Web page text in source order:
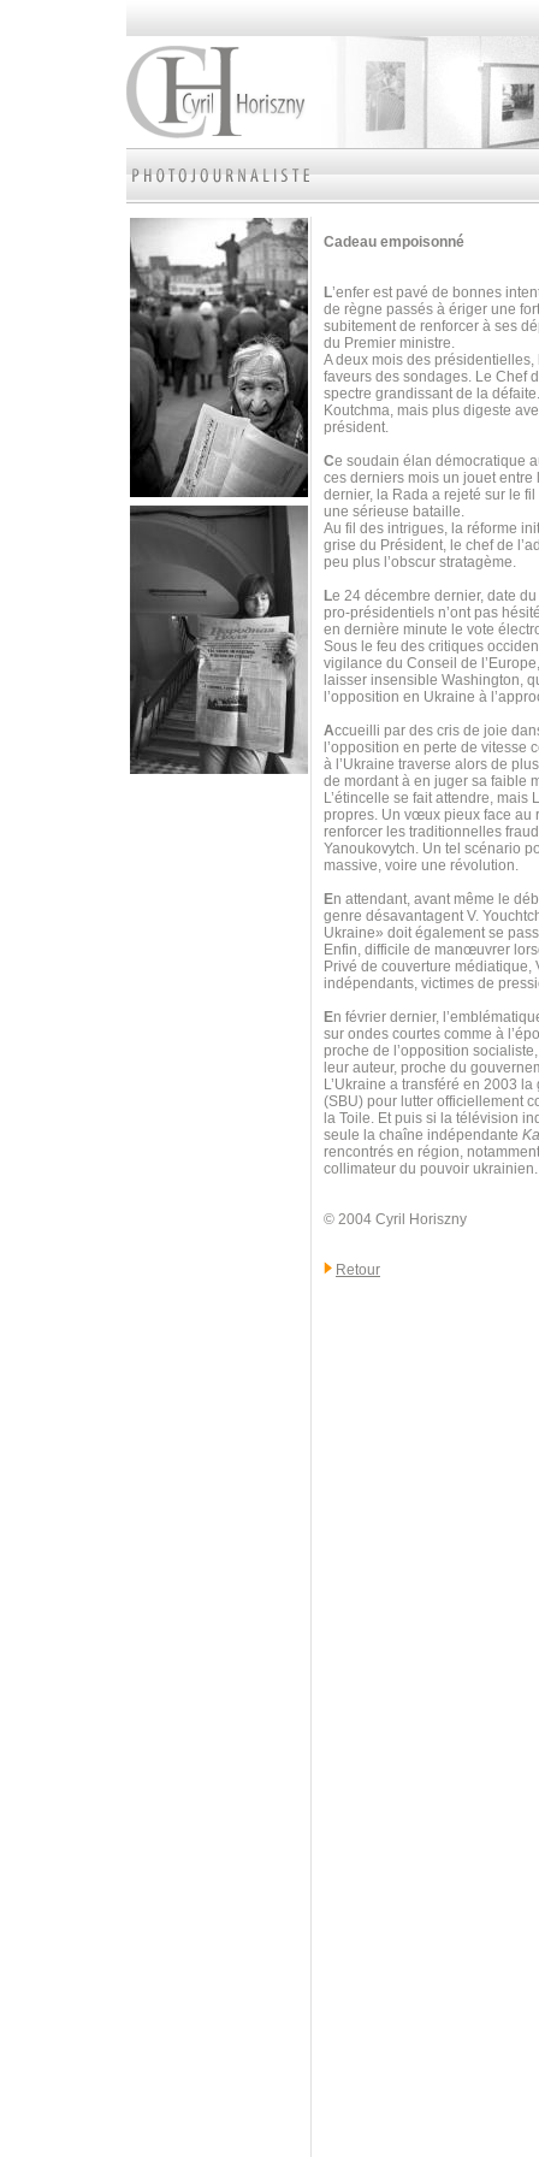
Cadeau empoisonné
L’enfer est pavé de bonnes
de règne passés à ériger une
subitement de renforcer à ses
du Premier ministre.
A deux mois des
faveurs des sondages. Le Chef
spectre grandissant de la
Koutchma, mais plus digeste
président.
Ce soudain élan démocratique
ces derniers mois un jouet
dernier, la Rada a rejeté sur le
une sérieuse bataille.
Au fil des intrigues, la réforme
grise du Président, le chef de
peu plus l’obscur stratagème.
Le 24 décembre dernier, date
pro-présidentiels n’ont pas
en dernière minute le vote
Sous le feu des critiques
vigilance du Conseil de
laisser insensible Washington,
l’opposition en Ukraine à
Accueilli par des cris de joie
l’opposition en perte de
à l’Ukraine traverse alors de
de mordant à en juger sa faible
L’étincelle se fait attendre,
propres. Un vœux pieux face au
renforcer les traditionnelles
Yanoukovytch. Un tel scénario
massive, voire une révolution.
En attendant, avant même le
genre désavantagent V.
Ukraine» doit également se
Enfin, difficile de manœuvrer
Privé de couverture
indépendants, victimes de
En février dernier,
sur ondes courtes comme à
proche de l’opposition
leur auteur, proche du
L’Ukraine a transféré en 2003
(SBU) pour lutter officiellement
la Toile. Et puis si la télévision
seule la chaîne indépendante
rencontrés en région,
collimateur du pouvoir ukrainien.
© 2004 Cyril Horiszny
Retour